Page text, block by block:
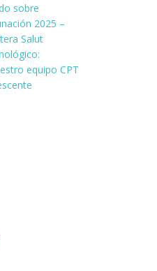
sobre
2025 –
Salut
equipo CPT